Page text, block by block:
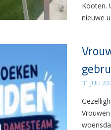
Kooten.
nieuwe
31 JULI